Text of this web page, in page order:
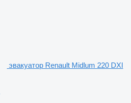
эвакуатор Renault Midlum 220 DXI